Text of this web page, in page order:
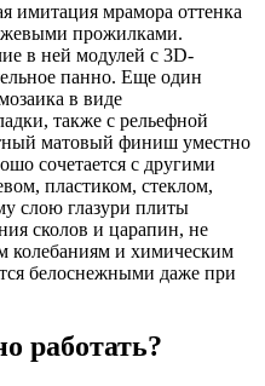
имитация мрамора оттенка
прожилками.
в ней модулей с 3D-
панно. Еще один
в виде
также с рельефной
матовый финиш уместно
сочетается с другими
пластиком, стеклом,
слою глазури плиты
сколов и царапин, не
колебаниям и химическим
белоснежными даже при
работать?